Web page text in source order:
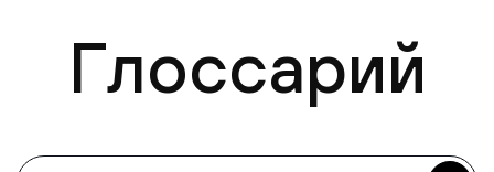
Глоссарий